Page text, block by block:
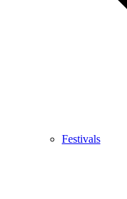
Festivals